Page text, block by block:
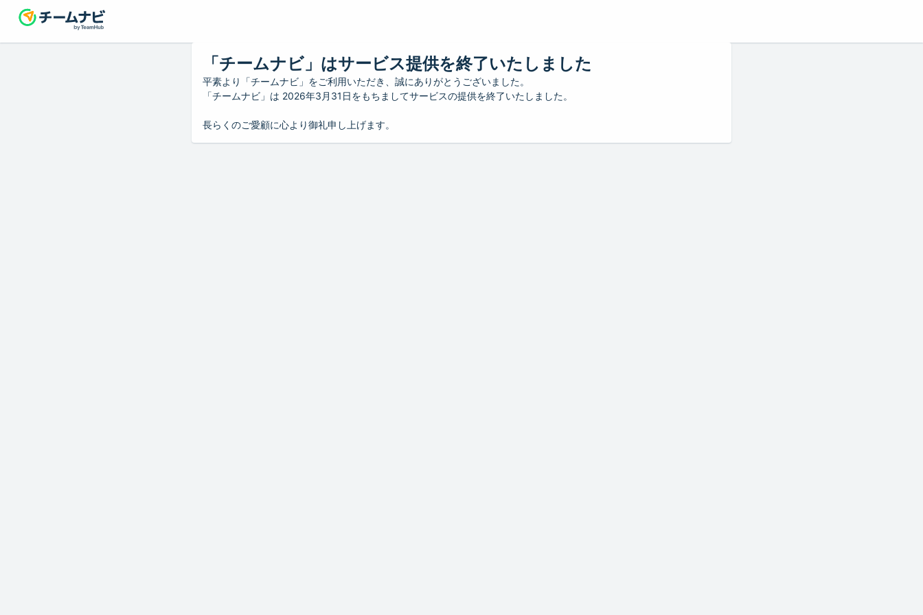
「チームナビ」はサービス提供を終了いたしました
平素より「チームナビ」をご利用いただき、誠にありがとうございました。
「チームナビ」は 2026年3月31日をもちましてサービスの提供を終了いたしました。
長らくのご愛顧に心より御礼申し上げます。